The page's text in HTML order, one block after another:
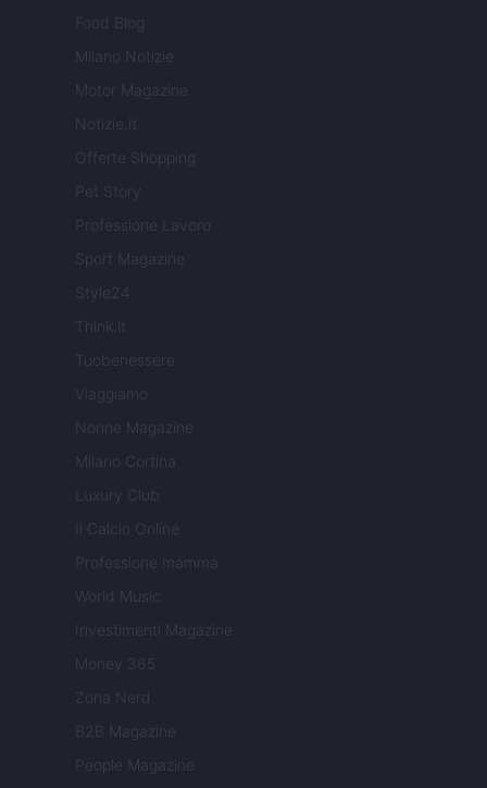
Food Blog
Milano Notizie
Motor Magazine
Notizie.it
Offerte Shopping
Pet Story
Professione Lavoro
Sport Magazine
Style24
Think.it
Tuobenessere
Viaggiamo
Nonne Magazine
Milano Cortina
Luxury Club
Il Calcio Online
Professione mamma
World Music
Investimenti Magazine
Money 365
Zona Nerd
B2B Magazine
People Magazine